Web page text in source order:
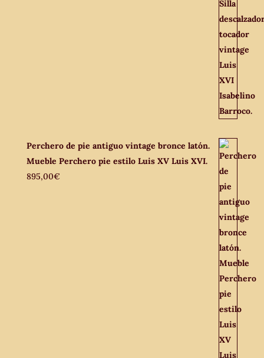
Perchero de pie antiguo vintage bronce latón.
Mueble Perchero pie estilo Luis XV Luis XVI.
895,00€